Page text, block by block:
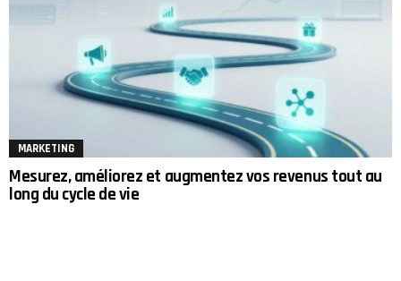
MARKETING
Mesurez, améliorez et augmentez vos revenus tout au
long du cycle de vie